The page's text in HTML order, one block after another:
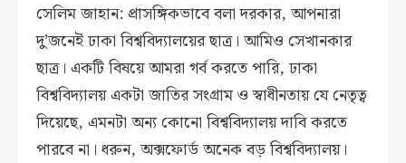
সেলিম জাহান: প্রাসঙ্গিকভাবে বলা দরকার, আপনারা
দু’জনেই ঢাকা বিশ্ববিদ্যালয়ের ছাত্র। আমিও সেখানকার
ছাত্র। একটি বিষয়ে আমরা গর্ব করতে পারি, ঢাকা
বিশ্ববিদ্যালয় একটা জাতির সংগ্রাম ও স্বাধীনতায় যে নেতৃত্ব
দিয়েছে, এমনটা অন্য কোনো বিশ্ববিদ্যালয় দাবি করতে
পারবে না। ধরুন, অক্সফোর্ড অনেক বড় বিশ্ববিদ্যালয়।